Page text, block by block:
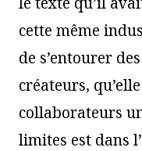
cette même
de s’entourer
créateurs,
collaborateurs
limites est dans